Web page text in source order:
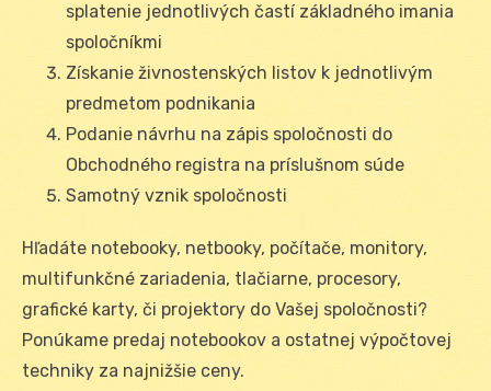
splatenie jednotlivých častí základného imania
spoločníkmi
Získanie živnostenských listov k jednotlivým
predmetom podnikania
Podanie návrhu na zápis spoločnosti do
Obchodného registra na príslušnom súde
Samotný vznik spoločnosti
Hľadáte notebooky, netbooky, počítače, monitory,
multifunkčné zariadenia, tlačiarne, procesory,
grafické karty, či projektory do Vašej spoločnosti?
Ponúkame predaj notebookov a ostatnej výpočtovej
techniky za najnižšie ceny.